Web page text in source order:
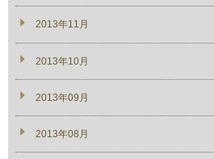
2013年11月
2013年10月
2013年09月
2013年08月